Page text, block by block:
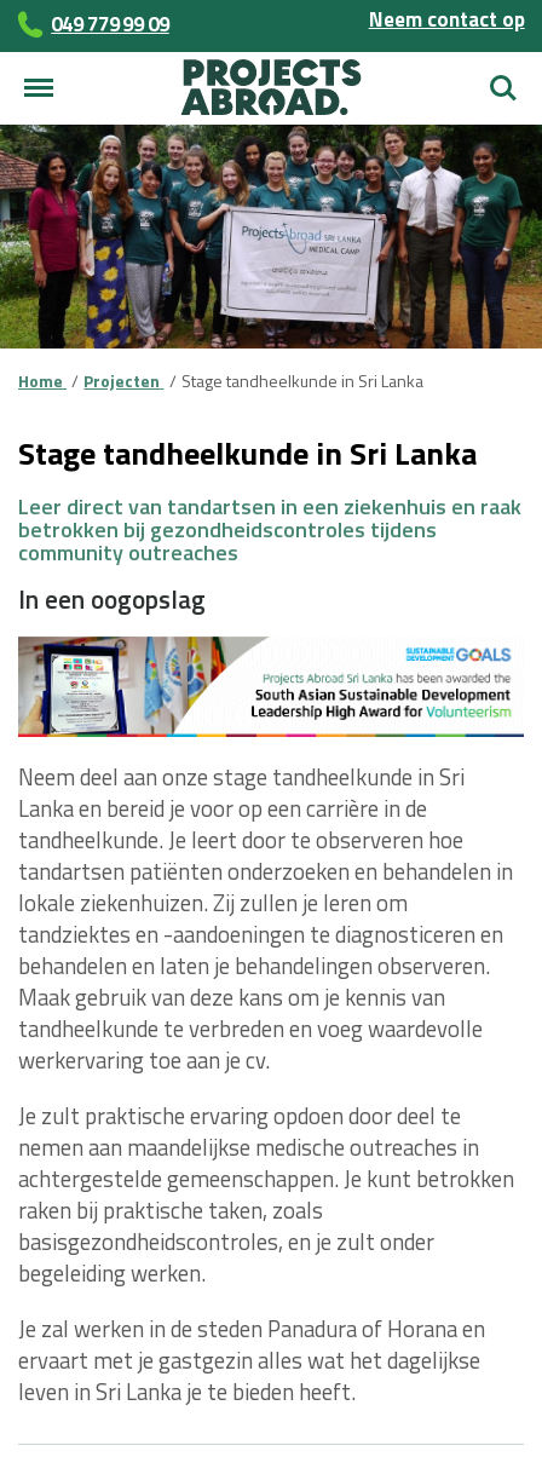
049 779 99 09 Neem contact op
Zoek
Home Projecten Stage tandheelkunde in Sri Lanka
Stage tandheelkunde in Sri Lanka
Leer direct van tandartsen in een ziekenhuis en raak
betrokken bij gezondheidscontroles tijdens
community outreaches
In een oogopslag
Neem deel aan onze stage tandheelkunde in Sri
Lanka en bereid je voor op een carrière in de
tandheelkunde. Je leert door te observeren hoe
tandartsen patiënten onderzoeken en behandelen in
lokale ziekenhuizen. Zij zullen je leren om
tandziektes en -aandoeningen te diagnosticeren en
behandelen en laten je behandelingen observeren.
Maak gebruik van deze kans om je kennis van
tandheelkunde te verbreden en voeg waardevolle
werkervaring toe aan je cv.
Je zult praktische ervaring opdoen door deel te
nemen aan maandelijkse medische outreaches in
achtergestelde gemeenschappen. Je kunt betrokken
raken bij praktische taken, zoals
basisgezondheidscontroles, en je zult onder
begeleiding werken.
Je zal werken in de steden Panadura of Horana en
ervaart met je gastgezin alles wat het dagelijkse
leven in Sri Lanka je te bieden heeft.